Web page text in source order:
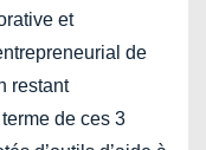
et
de
restant
de ces 3